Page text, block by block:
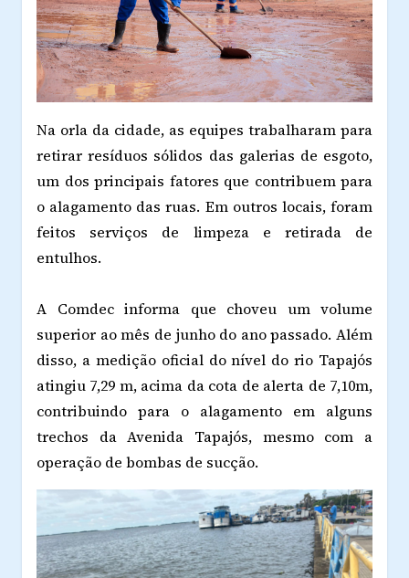
Na orla da cidade, as equipes trabalharam para
retirar resíduos sólidos das galerias de esgoto,
um dos principais fatores que contribuem para
o alagamento das ruas. Em outros locais, foram
feitos serviços de limpeza e retirada de
entulhos.
A Comdec informa que choveu um volume
superior ao mês de junho do ano passado. Além
disso, a medição oficial do nível do rio Tapajós
atingiu 7,29 m, acima da cota de alerta de 7,10m,
contribuindo para o alagamento em alguns
trechos da Avenida Tapajós, mesmo com a
operação de bombas de sucção.